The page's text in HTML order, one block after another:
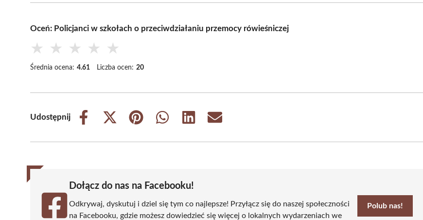
Oceń: Policjanci w szkołach o przeciwdziałaniu przemocy rówieśniczej
★ ★ ★ ★ ★
Średnia ocena: 4.61 Liczba ocen: 20
Udostępnij
Share
Share
(Twitter)
Share
Share
Share
Share
Dołącz do nas na Facebooku!
Odkrywaj, dyskutuj i dziel się tym co najlepsze! Przyłącz się do naszej społeczności
na Facebooku, gdzie możesz dowiedzieć się więcej o lokalnych wydarzeniach we
Polub nas!